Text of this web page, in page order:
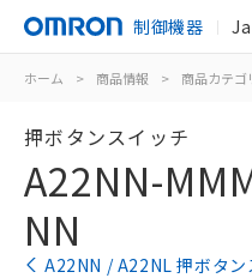
制御機器
ホーム > 商品情報 > 商品カテゴ
押ボタンスイッチ
A22NN-
NN
A22NN / A22NL 押ボタ